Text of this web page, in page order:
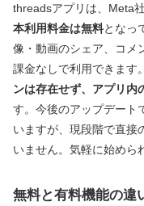
threadsアプリは、Meta
本利用料金は無料となっ
像・動画のシェア、コメ
課金なしで利用できます
ンは存在せず、アプリ内
す。今後のアップデート
いますが、現段階で直接
いません。気軽に始めら
無料と有料機能の違